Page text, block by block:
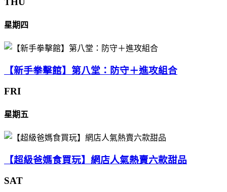
星期四
【新手拳擊館】第八堂：防守＋進攻組合
FRI
星期五
【超級爸媽食買玩】網店人氣熱賣六款甜品
SAT